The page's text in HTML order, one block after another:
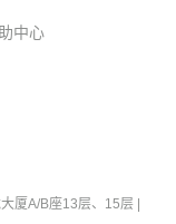
中心
厦A/B座13层、15层 |